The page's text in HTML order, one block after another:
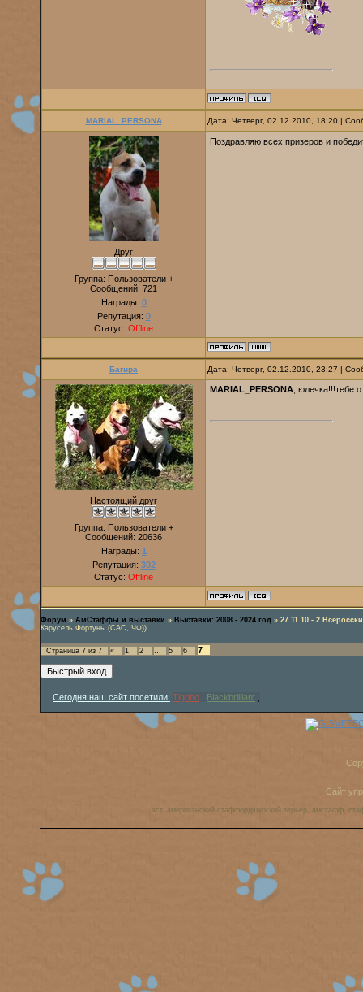
MARIAL_PERSONA Дата: Четверг, 02.12.2010, 18:20 |
Друг
Группа: Пользователи +
Сообщений: 721
Награды: 0
Репутация: 0
Статус: Offline
Поздравляю всех призеров и
Багира Дата: Четверг, 02.12.2010, 23:27 |
Настоящий друг
Группа: Пользователи +
Сообщений: 20636
Награды: 1
Репутация: 302
Статус: Offline
MARIAL_PERSONA , юлечка!!!тебе
Форум » АмСтаффы и выставки » Выставки: 2008 - 2024 год » 27.11.10 - 2
Карусель Фортуны (САС, ЧФ))
Страница 7 из 7 « 1 2 … 5 6 7
Сегодня наш сайт посетили: Tigrino Blackbrilliant
Сайт
аст, американский стаффордширский терьер, амстафф,